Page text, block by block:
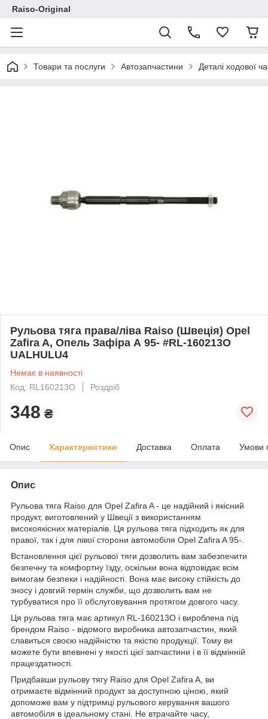
Raiso-Original
Товари та послуги Автозапчастини Деталі ходової
Рульова тяга права/ліва Raiso (Швеція) Opel
Zafira A, Опель Зафіра А 95- #RL-160213O
UALHULU4
Немає в наявності
Код: RL160213O
Роздріб
348 ₴
Опис Характеристики Доставка Оплата Умови
Опис
Рульова тяга Raiso для Opel Zafira A - це надійний і якісний
продукт, виготовлений у Швеції з використанням
високоякісних матеріалів. Ця рульова тяга підходить як для
правої, так і для лівої сторони автомобіля Opel Zafira A 95-.
Встановлення цієї рульової тяги дозволить вам забезпечити
безпечну та комфортну їзду, оскільки вона відповідає всім
вимогам безпеки і надійності. Вона має високу стійкість до
зносу і довгий термін служби, що дозволить вам не
турбуватися про її обслуговування протягом довгого часу.
Ця рульова тяга має артикул RL-160213O і вироблена під
брендом Raiso - відомого виробника автозапчастин, який
славиться своєю надійністю та якістю продукції. Тому ви
можете бути впевнені у якості цієї запчастини і в її відмінній
працездатності.
Придбавши рульову тягу Raiso для Opel Zafira A, ви
отримаєте відмінний продукт за доступною ціною, який
допоможе вам у підтримці рульового керування вашого
автомобіля в ідеальному стані. Не втрачайте часу,